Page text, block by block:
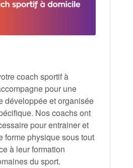
coach sportif à
pour une
développée et organisée
Nos coachs ont
pour entrainer et
forme physique sous tout
à leur formation
du sport.